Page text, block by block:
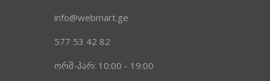
info@webmart.ge
577 53 42 82
ორშ-პარ: 10:00 - 19:00